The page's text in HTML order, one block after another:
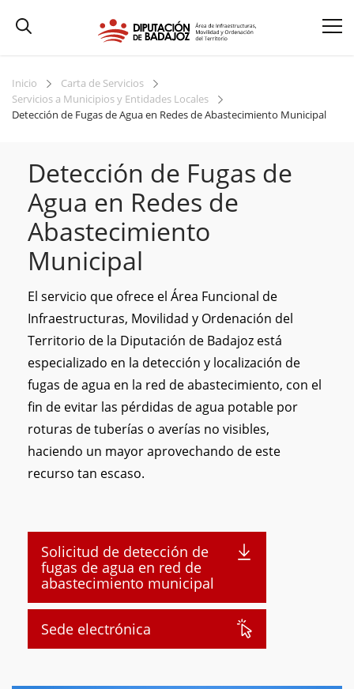
Inicio
Carta de Servicios
Servicios a Municipios y Entidades Locales
Detección de Fugas de Agua en Redes de Abastecimiento Municipal
Detección de Fugas de
Agua en Redes de
Abastecimiento
Municipal
El servicio que ofrece el Área Funcional de
Infraestructuras, Movilidad y Ordenación del
Territorio de la Diputación de Badajoz está
especializado en la detección y localización de
fugas de agua en la red de abastecimiento, con el
fin de evitar las pérdidas de agua potable por
roturas de tuberías o averías no visibles,
haciendo un mayor aprovechando de este
recurso tan escaso.
Solicitud de detección de
fugas de agua en red de
abastecimiento municipal
Sede electrónica